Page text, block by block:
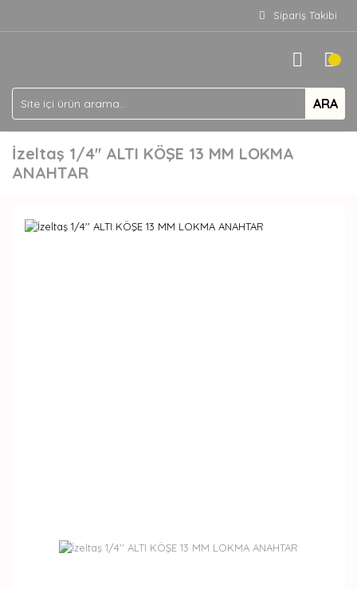
Sipariş Takibi
ARA
İzeltaş 1/4'' ALTI KÖŞE 13 MM LOKMA
ANAHTAR